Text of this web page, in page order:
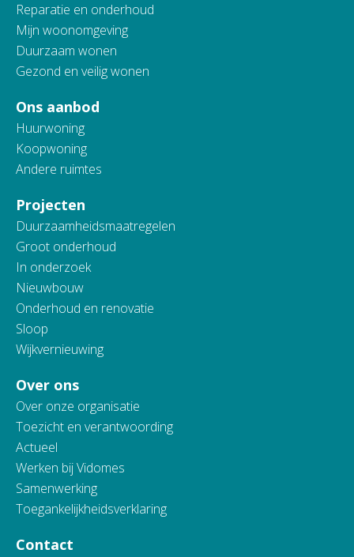
Reparatie en onderhoud
Mijn woonomgeving
Duurzaam wonen
Gezond en veilig wonen
Ons aanbod
Huurwoning
Koopwoning
Andere ruimtes
Projecten
Duurzaamheidsmaatregelen
Groot onderhoud
In onderzoek
Nieuwbouw
Onderhoud en renovatie
Sloop
Wijkvernieuwing
Over ons
Over onze organisatie
Toezicht en verantwoording
Actueel
Werken bij Vidomes
Samenwerking
Toegankelijkheidsverklaring
Contact